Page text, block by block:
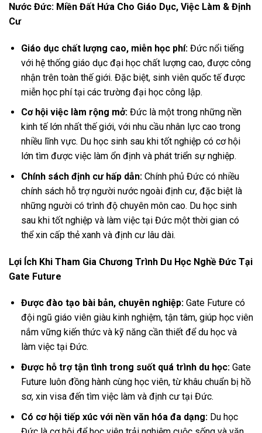
Nước Đức: Miền Đất Hứa Cho Giáo Dục, Việc Làm & Định
Cư
Giáo dục chất lượng cao, miễn học phí:Đức nổi tiếng
với hệ thống giáo dục đại học chất lượng cao, được công
nhận trên toàn thế giới. Đặc biệt, sinh viên quốc tế được
miễn học phí tại các trường đại học công lập.
Cơ hội việc làm rộng mở:Đức là một trong những nền
kinh tế lớn nhất thế giới, với nhu cầu nhân lực cao trong
nhiều lĩnh vực. Du học sinh sau khi tốt nghiệp có cơ hội
lớn tìm được việc làm ổn định và phát triển sự nghiệp.
Chính sách định cư hấp dẫn:Chính phủ Đức có nhiều
chính sách hỗ trợ người nước ngoài định cư, đặc biệt là
những người có trình độ chuyên môn cao. Du học sinh
sau khi tốt nghiệp và làm việc tại Đức một thời gian có
thể xin cấp thẻ xanh và định cư lâu dài.
Lợi Ích Khi Tham Gia Chương Trình Du Học Nghề Đức Tại
Gate Future
Được đào tạo bài bản, chuyên nghiệp:Gate Future có
đội ngũ giáo viên giàu kinh nghiệm, tận tâm, giúp học viên
nắm vững kiến thức và kỹ năng cần thiết để du học và
làm việc tại Đức.
Được hỗ trợ tận tình trong suốt quá trình du học:Gate
Future luôn đồng hành cùng học viên, từ khâu chuẩn bị hồ
sơ, xin visa đến tìm việc làm và định cư tại Đức.
Có cơ hội tiếp xúc với nền văn hóa đa dạng:Du học